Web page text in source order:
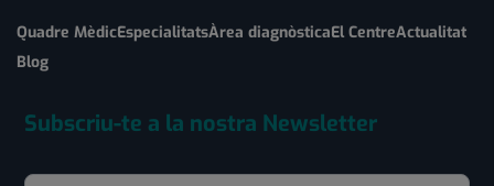
Quadre MèdicEspecialitatsÀrea diagnòsticaEl CentreActualitat
Blog
Subscriu-te a la nostra Newsletter